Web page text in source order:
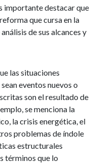
importante destacar que
que cursa en la
de sus alcances y
las situaciones
eventos nuevos o
son el resultado de
se menciona la
la crisis energética, el
problemas de índole
estructurales
términos que lo